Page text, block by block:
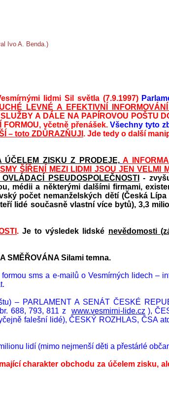
Ivo A. Benda.)
lidmi Sil světla (7.9.1997)
LEVNÉ A EFEKTIVNÍ
A DÁLE NA PAPÍROVOU POŠTU
FORMOU, včetně přenášek.Všechny tyto
– toto ZDŮRAZŇUJI . Jde tedy o další
ÚČELEM ZISKU Z PRODEJE, A
ŠÍŘENÍ MEZI LIDMI JSOU JEN VELMI
PSEUDOSPOLEČNOSTI
-
médii a některými dalšími firmami,
počet nemanželských dětí (Česká
lidé současně vlastní více bytů), 3,3
. Je to výsledek lidské nevědomosti
SMĚŘOVÁNA Silami temna.
formousms a e-mailů o Vesmírných lidech –
– PARLAMENT A SENÁT ČESKÉ
688, 793, 811 z www.vesmirni-lide.cz ),
falešní lidé), ČESKÝ ROZHLAS, ČSA
lidí (mimo nejmenší děti a přestárlé
charakter obchodu za účelem zisku,